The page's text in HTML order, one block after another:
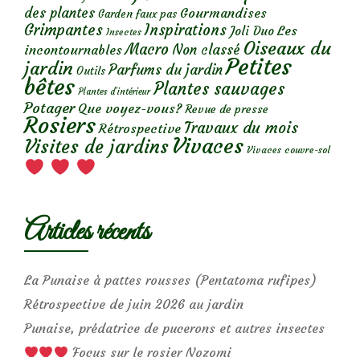
des plantes Garden faux pas Gourmandises
Grimpantes Insectes Inspirations Joli Duo Les
incontournables Macro Non classé Oiseaux du
jardin Outils Parfums du jardinPetites
bêtes Plantes d’intérieur Plantes sauvages
Potager Que voyez-vous? Revue de presse
Rosiers Rétrospective Travaux du mois
Visites de jardins Vivaces Vivaces couvre-sol
Articles récents
La Punaise à pattes rousses (Pentatoma rufipes)
Rétrospective de juin 2026 au jardin
Punaise, prédatrice de pucerons et autres insectes
Focus sur le rosier Nozomi